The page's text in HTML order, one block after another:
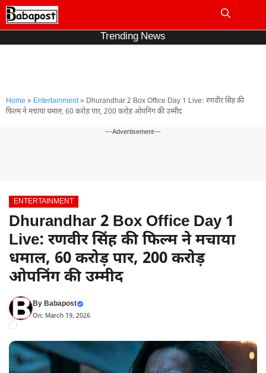
Skip
to
Trending News
Home » Entertainment» Dhurandhar 2 Box Office Day 1 Live: रणवीर सिंह की
फिल्म ने मचाया धमाल, 60 करोड़ पार, 200 करोड़ ओपनिंग की उम्मीद
---Advertisement---
ENTERTAINMENT
Dhurandhar 2 Box Office Day 1
Live: रणवीर सिंह की फिल्म ने मचाया
धमाल, 60 करोड़ पार, 200 करोड़
ओपनिंग की उम्मीद
ByBabapost
On: March 19, 2026